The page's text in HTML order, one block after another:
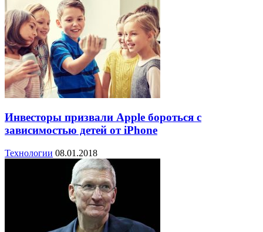
Инвесторы призвали Apple бороться с
зависимостью детей от iPhone
Технологии 08.01.2018